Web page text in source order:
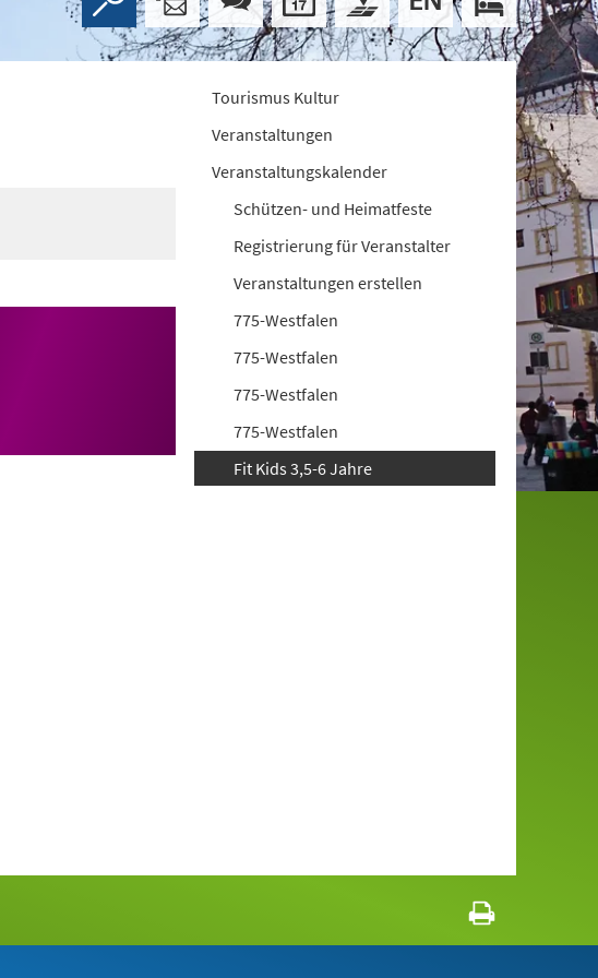
Tourismus Kultur
Veranstaltungen
Veranstaltungskalender
Schützen- und Heimatfeste
Registrierung für Veranstalter
Veranstaltungen erstellen
775-Westfalen
775-Westfalen
775-Westfalen
775-Westfalen
Fit Kids 3,5-6 Jahre